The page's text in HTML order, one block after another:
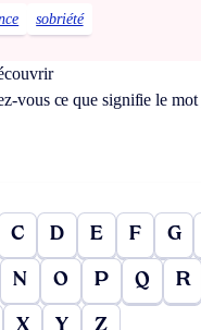
sobriété
vous ce que signifie le mot
C D E F G
N O P Q R